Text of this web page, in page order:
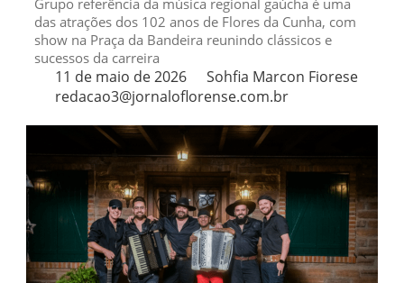
Grupo referência da música regional gaúcha é uma
das atrações dos 102 anos de Flores da Cunha, com
show na Praça da Bandeira reunindo clássicos e
sucessos da carreira
11 de maio de 2026
Sohfia Marcon Fiorese
redacao3@jornaloflorense.com.br